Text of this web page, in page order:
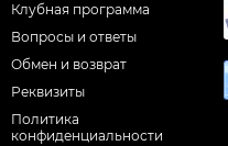
Клубная программа
Вопросы и ответы
Обмен и возврат
Реквизиты
Политика
конфиденциальности